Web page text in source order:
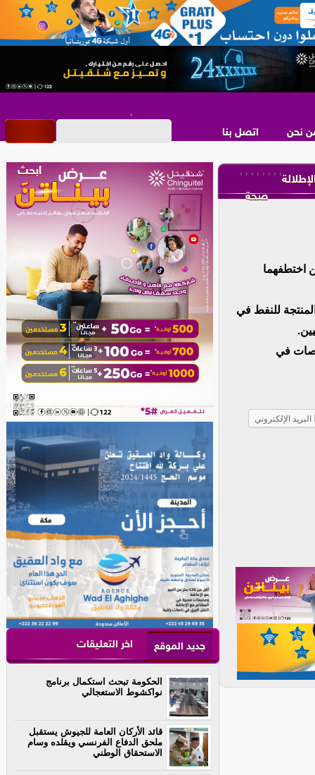
نحن اتصل بنا
,
,
,
,
,
,
,
,
صحة
اختطفهما
للنفط في
في
البريد الإلكتروني
جديد الموقع اخر التعليقات
الحكومة تبحث استكمال برنامج
نواكشوط الاستعجالي
قائد الأركان العامة للجيوش يستقبل
ملحق الدفاع الفرنسي ويقلده وسام
الاستحقاق الوطني